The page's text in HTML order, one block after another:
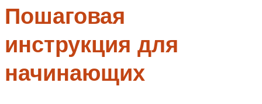
Пошаговая
инструкция для
начинающих